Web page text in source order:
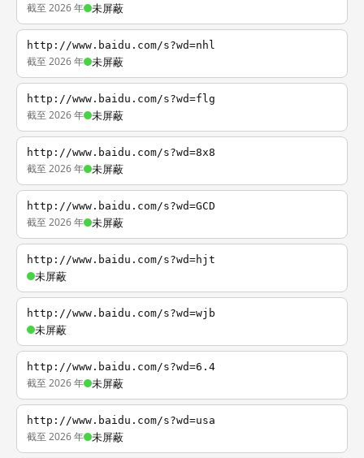
截至 2026 年 未屏蔽
http://www.baidu.com/s?wd=nhl
截至 2026 年 未屏蔽
http://www.baidu.com/s?wd=flg
截至 2026 年 未屏蔽
http://www.baidu.com/s?wd=8x8
截至 2026 年 未屏蔽
http://www.baidu.com/s?wd=GCD
截至 2026 年 未屏蔽
http://www.baidu.com/s?wd=hjt
未屏蔽
http://www.baidu.com/s?wd=wjb
未屏蔽
http://www.baidu.com/s?wd=6.4
截至 2026 年 未屏蔽
http://www.baidu.com/s?wd=usa
截至 2026 年 未屏蔽